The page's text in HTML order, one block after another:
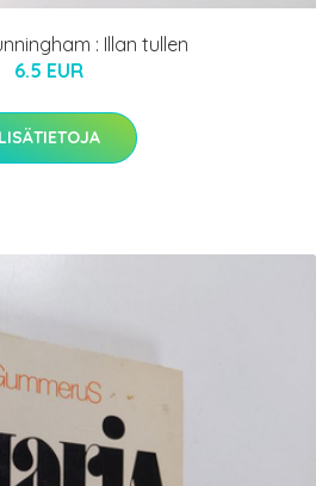
: Illan tullen
6.5 EUR
LISÄTIETOJA